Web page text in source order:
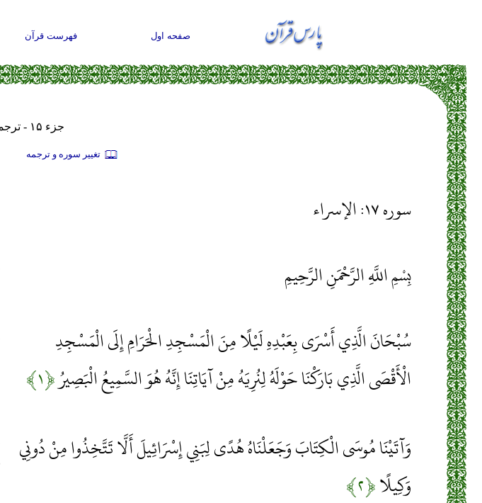
صفحه اول فهرست قرآن
جزء ۱۵ - ترجمه قمشه‌ای
تغيير سوره و ترجمه
سوره ۱۷: الإسراء
بِسْمِ اللَّهِ الرَّحْمَنِ الرَّحِيمِ
سُبْحَانَ الَّذِي أَسْرَى بِعَبْدِهِ لَيْلًا مِنَ الْمَسْجِدِ الْحَرَامِ إِلَى الْمَسْجِدِ
الْأَقْصَى الَّذِي بَارَكْنَا حَوْلَهُ لِنُرِيَهُ مِنْ آيَاتِنَا إِنَّهُ هُوَ السَّمِيعُ الْبَصِيرُ﴿۱﴾
وَآتَيْنَا مُوسَى الْكِتَابَ وَجَعَلْنَاهُ هُدًى لِبَنِي إِسْرَائِيلَ أَلَّا تَتَّخِذُوا مِنْ دُونِي
وَكِيلًا﴿۲﴾